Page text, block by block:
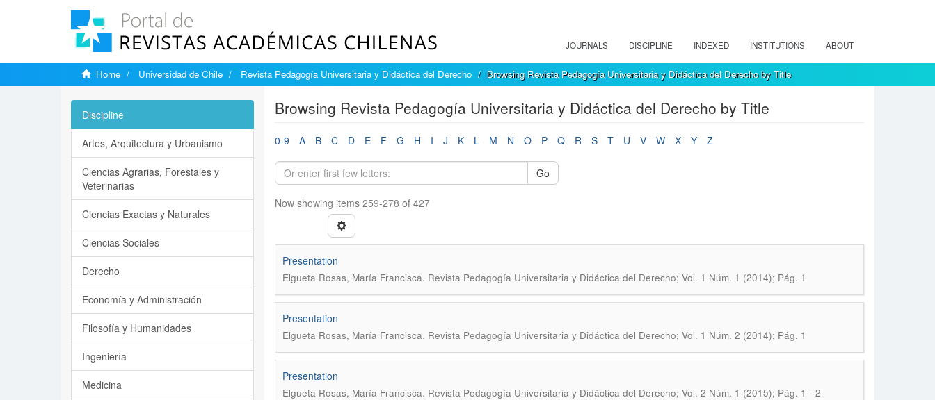
JOURNALS DISCIPLINE INDEXED INSTITUTIONS ABOUT
Home Universidad de Chile Revista Pedagogía Universitaria y Didáctica del Derecho Browsing Revista Pedagogía Universitaria y Didáctica del Derecho by Title
Browsing Revista Pedagogía Universitaria y Didáctica del Derecho by Title
0-9 A B C D E F G H I J K L M N O P Q R S T U V W X Y Z
Go
Now showing items 259-278 of 427
Presentation
Elgueta Rosas, María Francisca. Revista Pedagogía Universitaria y Didáctica del Derecho; Vol. 1 Núm. 1 (2014); Pág. 1
Presentation
Elgueta Rosas, María Francisca. Revista Pedagogía Universitaria y Didáctica del Derecho; Vol. 1 Núm. 2 (2014); Pág. 1
Presentation
Elgueta Rosas, María Francisca. Revista Pedagogía Universitaria y Didáctica del Derecho; Vol. 2 Núm. 1 (2015); Pág. 1 - 2
Discipline
Artes, Arquitectura y Urbanismo
Ciencias Agrarias, Forestales y
Veterinarias
Ciencias Exactas y Naturales
Ciencias Sociales
Derecho
Economía y Administración
Filosofía y Humanidades
Ingeniería
Medicina